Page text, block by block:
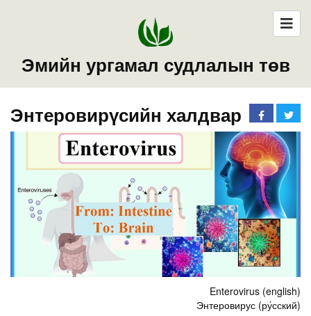
Эмийн ургамал судлалын төв
Энтеровирүсийн халдвар
Enterovirus (english)
Энтеровирус (ру́сский)